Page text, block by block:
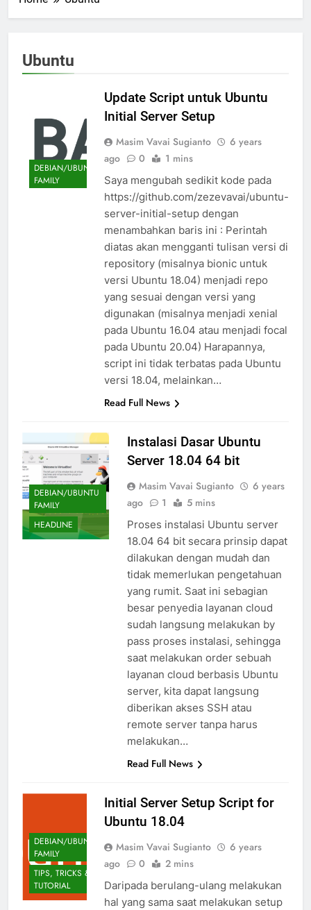
Ubuntu
DEBIAN/UBUNTU
FAMILY
Update Script untuk Ubuntu
Initial Server Setup
Masim Vavai Sugianto
6 years
ago
0 1 mins
Saya mengubah sedikit kode pada
https://github.com/zezevavai/ubuntu-
server-initial-setup dengan
menambahkan baris ini : Perintah
diatas akan mengganti tulisan versi di
repository (misalnya bionic untuk
versi Ubuntu 18.04) menjadi repo
yang sesuai dengan versi yang
digunakan (misalnya menjadi xenial
pada Ubuntu 16.04 atau menjadi focal
pada Ubuntu 20.04) Harapannya,
script ini tidak terbatas pada Ubuntu
versi 18.04, melainkan…
Read Full News
DEBIAN/UBUNTU
FAMILY
HEADLINE
Instalasi Dasar Ubuntu
Server 18.04 64 bit
Masim Vavai Sugianto
6 years
ago
1 5 mins
Proses instalasi Ubuntu server
18.04 64 bit secara prinsip dapat
dilakukan dengan mudah dan
tidak memerlukan pengetahuan
yang rumit. Saat ini sebagian
besar penyedia layanan cloud
sudah langsung melakukan by
pass proses instalasi, sehingga
saat melakukan order sebuah
layanan cloud berbasis Ubuntu
server, kita dapat langsung
diberikan akses SSH atau
remote server tanpa harus
melakukan…
Read Full News
DEBIAN/UBUNTU
FAMILY
TIPS, TRICKS &
TUTORIAL
Initial Server Setup Script for
Ubuntu 18.04
Masim Vavai Sugianto
6 years
ago
0 2 mins
Daripada berulang-ulang melakukan
hal yang sama saat melakukan setup